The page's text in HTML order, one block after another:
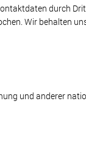
durch
Wir behalten
und anderer